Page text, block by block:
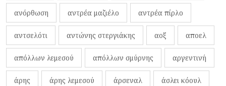
ανόρθωση αντρέα μαζιέλο αντρέα πίρλο
αντσελότι αντώνης στεργιάκης αοξ αποελ
απόλλων λεμεσού απόλλων σμύρνης αργεντινή
άρης άρης λεμεσού άρσεναλ άσλει κόουλ